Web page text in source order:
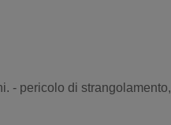
- pericolo di strangolamento,